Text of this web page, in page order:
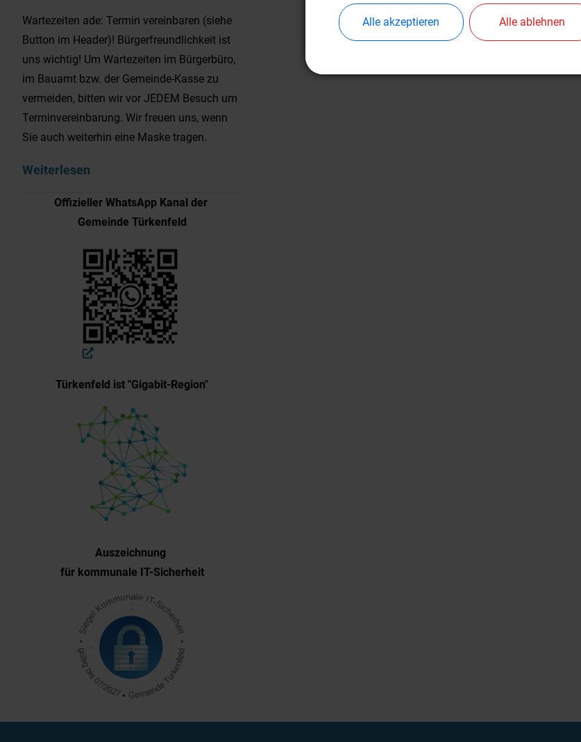
Wartezeiten ade: Termin vereinbaren (siehe
Button im Header)! Bürgerfreundlichkeit ist
uns wichtig! Um Wartezeiten im Bürgerbüro,
im Bauamt bzw. der Gemeinde-Kasse zu
vermeiden, bitten wir vor JEDEM Besuch um
Terminvereinbarung. Wir freuen uns, wenn
Sie auch weiterhin eine Maske tragen.
Weiterlesen
Offizieller WhatsApp Kanal der
Gemeinde Türkenfeld
Türkenfeld ist "Gigabit-Region"
Auszeichnung
für kommunale IT-Sicherheit
Alle akzeptieren Alle ablehnen
Alle akzeptieren Alle ablehnen